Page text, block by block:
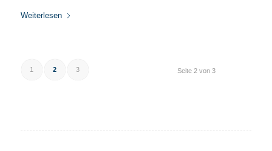
Weiterlesen
Seite 2 von 3
1 2 3